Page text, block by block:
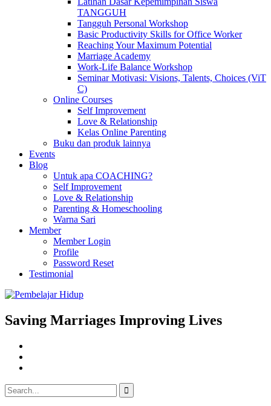
TANGGUH
Tangguh Personal Workshop
Basic Productivity Skills for Office Worker
Reaching Your Maximum Potential
Marriage Academy
Work-Life Balance Workshop
Seminar Motivasi: Visions, Talents, Choices (ViT
C)
Online Courses
Self Improvement
Love & Relationship
Kelas Online Parenting
Buku dan produk lainnya
Events
Blog
Untuk apa COACHING?
Self Improvement
Love & Relationship
Parenting & Homeschooling
Warna Sari
Member
Member Login
Profile
Password Reset
Testimonial
Saving Marriages Improving Lives
Search
for: